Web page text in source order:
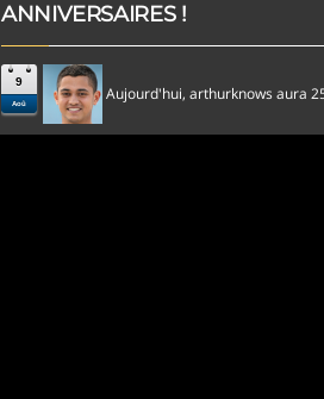
ANNIVERSAIRES !
9
Aoû
Aujourd'hui, arthurknows aura